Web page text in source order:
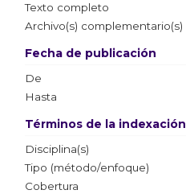
Texto completo
Archivo(s) complementario(s)
Fecha de publicación
De
Hasta
Términos de la indexación
Disciplina(s)
Tipo (método/enfoque)
Cobertura